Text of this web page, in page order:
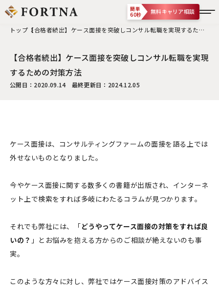
簡単
60秒
無料キャリア相談
トップ 【合格者続出】ケース面接を突破しコンサル転職を実現するため
【合格者続出】ケース面接を突破しコンサル転職を実現
するための対策方法
公開日：2020.09.14 最終更新日：2024.12.05
ケース面接は、コンサルティングファームの面接を語る上では
外せないものとなりました。
今やケース面接に関する数多くの書籍が出版され、インターネ
ット上で検索をすれば多岐にわたるコラムが見つかります。
それでも弊社には、「どうやってケース面接の対策をすれば良
いの？ 」とお悩みを抱える方からのご相談が絶えないのも事
実。
このような方々に対し、弊社ではケース面接対策のアドバイス